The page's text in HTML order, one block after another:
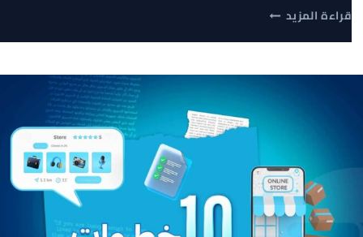
قراءة المزيدأفضل
إنشاء
المجانية:
دليلك
الشامل
لتصميم
احترافي
بدون
برمجة